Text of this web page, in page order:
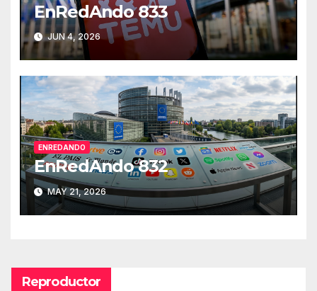
EnRedAndo 833
JUN 4, 2026
ENREDANDO
EnRedAndo 832
MAY 21, 2026
Reproductor